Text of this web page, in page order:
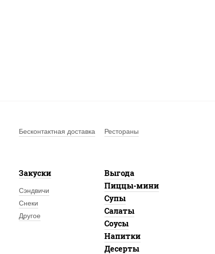
Бесконтактная доставка
Рестораны
Закуски
Сэндвичи
Снеки
Другое
Выгода
Пиццы-мини
Супы
Салаты
Соусы
Напитки
Десерты